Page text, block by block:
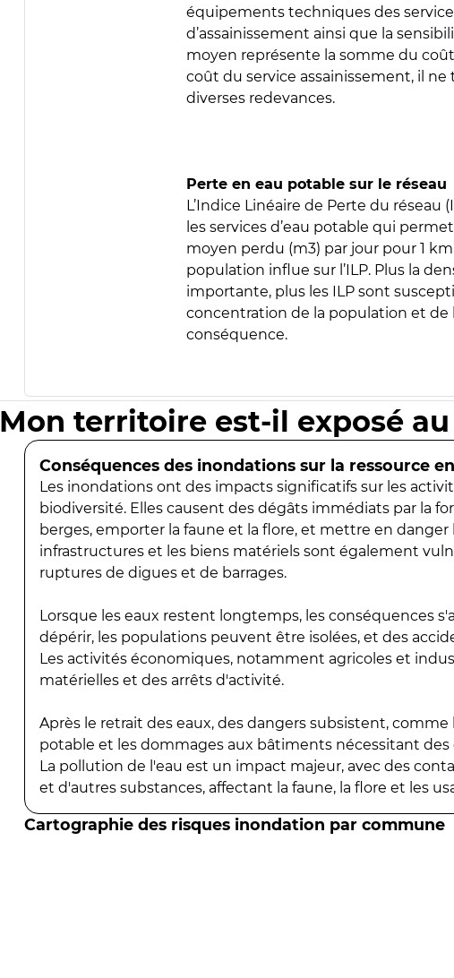
équipements techniques des
d’assainissement ainsi que la
moyen représente la somme du
coût du service assainissement, il
diverses redevances.
Perte en eau potable sur le réseau
L’Indice Linéaire de Perte du réseau
les services d’eau potable qui
moyen perdu (m3) par jour pour 1
population influe sur l’ILP. Plus la
importante, plus les ILP sont
concentration de la population et de
conséquence.
Mon territoire est-il exposé
Conséquences des inondations sur la ressource
Les inondations ont des impacts significatifs sur les
biodiversité. Elles causent des dégâts immédiats par la
berges, emporter la faune et la flore, et mettre en danger
infrastructures et les biens matériels sont également
ruptures de digues et de barrages.
Lorsque les eaux restent longtemps, les conséquences
dépérir, les populations peuvent être isolées, et des
Les activités économiques, notamment agricoles et
matérielles et des arrêts d'activité.
Après le retrait des eaux, des dangers subsistent,
potable et les dommages aux bâtiments nécessitant
La pollution de l'eau est un impact majeur, avec des
et d'autres substances, affectant la faune, la flore et les
Cartographie des risques inondation par commune